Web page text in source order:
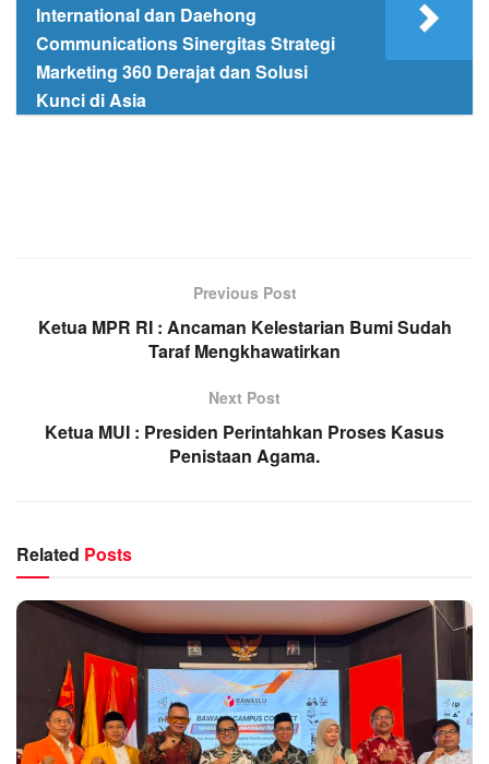
International dan Daehong
Communications Sinergitas Strategi
Marketing 360 Derajat dan Solusi
Kunci di Asia
Previous Post
Ketua MPR RI : Ancaman Kelestarian Bumi Sudah
Taraf Mengkhawatirkan
Next Post
Ketua MUI : Presiden Perintahkan Proses Kasus
Penistaan Agama.
Related Posts